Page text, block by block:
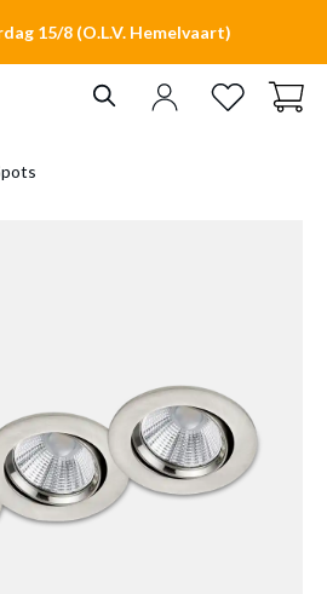
15/8 (O.L.V. Hemelvaart)